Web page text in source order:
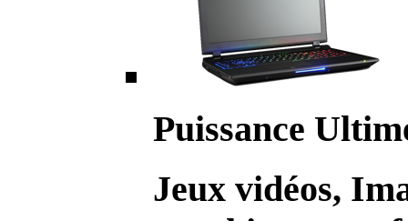
Puissance
Jeux vidéos,